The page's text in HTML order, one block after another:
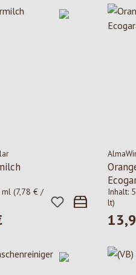
ml (7,78 € /
Preis:
Inhalt:
lt)